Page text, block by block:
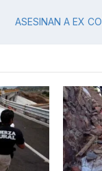
ASESINAN A EX